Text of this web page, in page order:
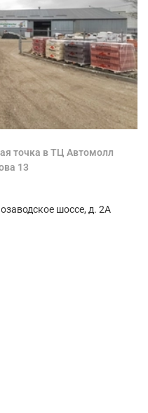
точка в ТЦ Автомолл
13
шоссе, д. 2А